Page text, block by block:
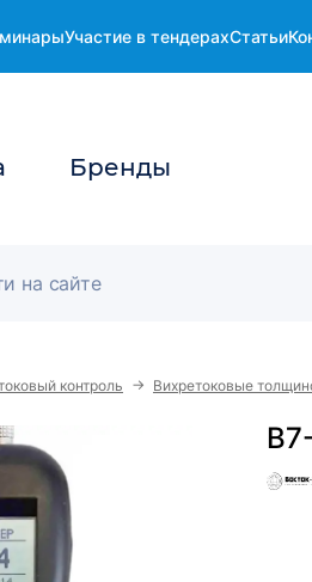
Участие в тендерахСтатьи
Бренды
контроль → Вихретоковые